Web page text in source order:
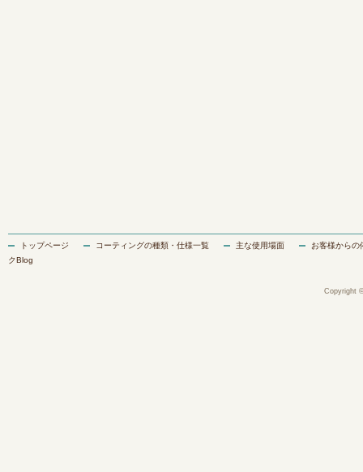
トップページ コーティングの種類・仕様一覧 主な使用場面
お客様からの
クBlog
Copyright